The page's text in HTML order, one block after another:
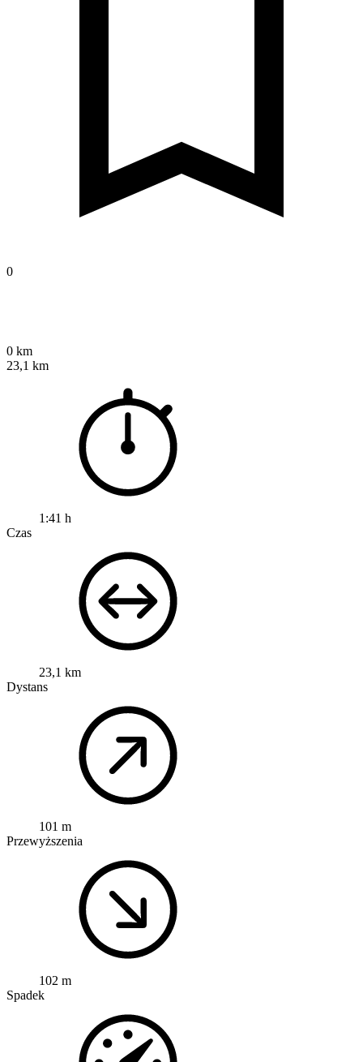
0
0 km
23,1 km
1:41 h
Czas
23,1 km
Dystans
101 m
Przewyższenia
102 m
Spadek